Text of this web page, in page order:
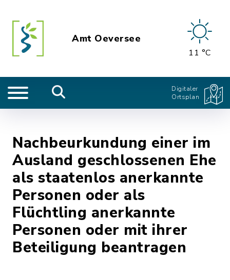
Amt Oeversee
11 °C
Digitaler
Ortsplan
Nachbeurkundung einer im
Ausland geschlossenen Ehe
als staatenlos anerkannte
Personen oder als
Flüchtling anerkannte
Personen oder mit ihrer
Beteiligung beantragen